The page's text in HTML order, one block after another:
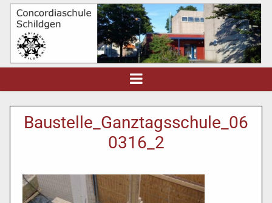
Baustelle_Ganztagsschule_06
0316_2